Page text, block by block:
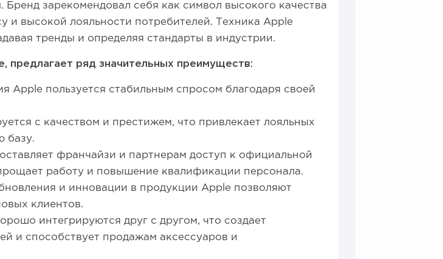
зарекомендовал себя как символ высокого качества
и высокой лояльности потребителей. Техника Apple
тренды и определяя стандарты в индустрии.
предлагает ряд значительных преимуществ:
Apple пользуется стабильным спросом благодаря своей
с качеством и престижем, что привлекает лояльных
базу.
франчайзи и партнерам доступ к официальной
работу и повышение квалификации персонала.
и инновации в продукции Apple позволяют
клиентов.
интегрируются друг с другом, что создает
и способствует продажам аксессуаров и